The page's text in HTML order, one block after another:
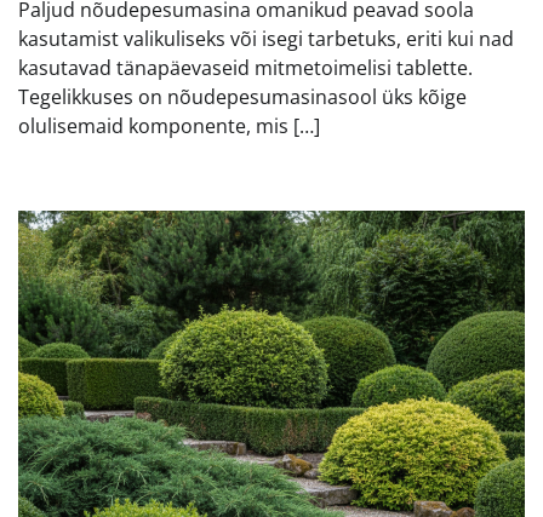
Paljud nõudepesumasina omanikud peavad soola
kasutamist valikuliseks või isegi tarbetuks, eriti kui nad
kasutavad tänapäevaseid mitmetoimelisi tablette.
Tegelikkuses on nõudepesumasinasool üks kõige
olulisemaid komponente, mis […]